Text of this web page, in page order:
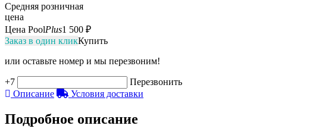
Средняя розничная
цена
Цена PoolPlus1 500 ₽
Заказ в один кликКупить
или оставьте номер и мы перезвоним!
+7
Перезвонить
Описание
Условия доставки
Подробное описание